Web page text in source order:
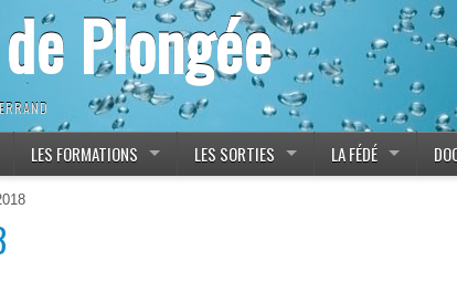
Plongée
LES FORMATIONS LES SORTIES LA FÉDÉ